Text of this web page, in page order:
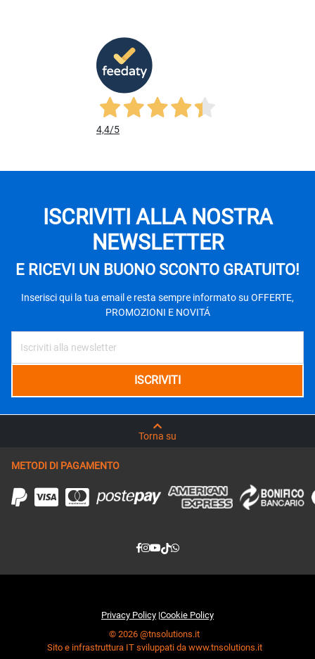
4,4/5
ISCRIVITI ALLA NOSTRA
NEWSLETTER
E RICEVI UN BUONO SCONTO GRATUITO!
Inserisci qui la tua email e resta sempre informato su OFFERTE,
PROMOZIONI E NOVITÁ
Torna su
METODI DI PAGAMENTO
Privacy Policy |Cookie Policy
© 2026 @tnsolutions.it
Sito e infrastruttura IT sviluppati da www.tnsolutions.it